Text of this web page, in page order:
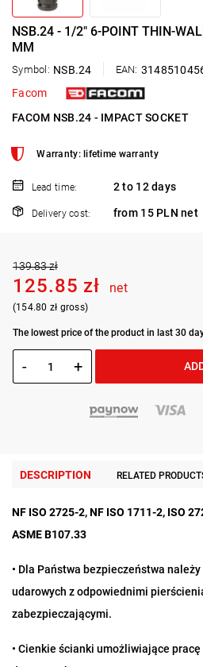
NSB.24 - 1/2" 6-POINT THIN-
MM
Symbol: NSB.24 EAN:
Facom
FACOM NSB.24 - IMPACT SOCKET
Warranty: lifetime warranty
Lead time: 2 to 12 days
Delivery cost: from 15 PLN net
139.83 zł
125.85 zł net
(154.80 zł gross)
The lowest price of the product in last 30
- +
DESCRIPTION RELATED
NF ISO 2725-2, NF ISO 1711-2, ISO
ASME B107.33
• Dla Państwa bezpieczeństwa
udarowych z odpowiednimi
zabezpieczającymi.
• Cienkie ścianki umożliwiające